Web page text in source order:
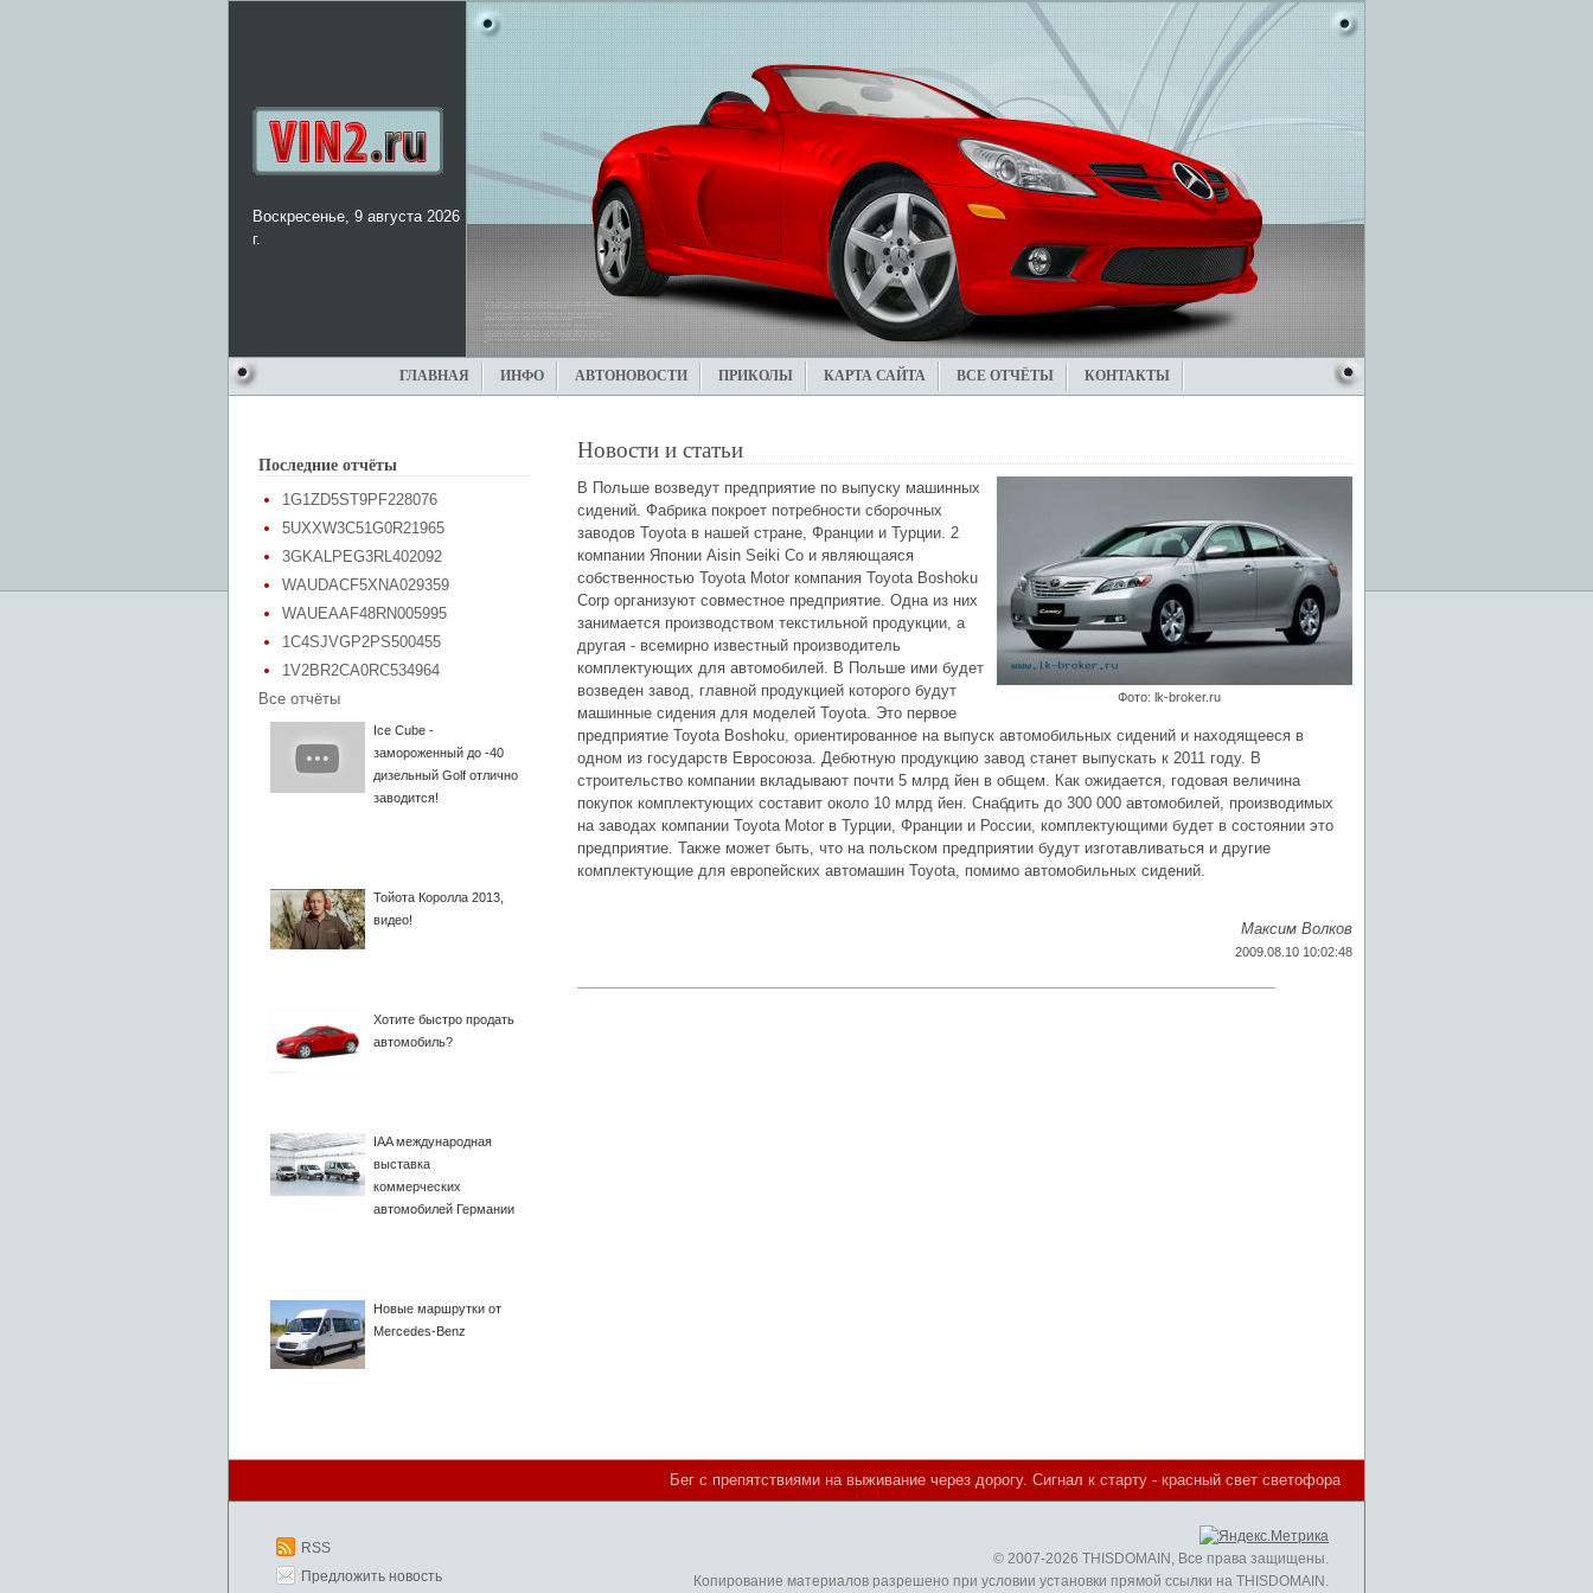
Воскресенье, 9 августа 2026
г.
ГЛАВНАЯ ИНФО АВТОНОВОСТИ ПРИКОЛЫ КАРТА САЙТА ВСЕ ОТЧЁТЫ КОНТАКТЫ
Последние отчёты
1G1ZD5ST9PF228076
5UXXW3C51G0R21965
3GKALPEG3RL402092
WAUDACF5XNA029359
WAUEAAF48RN005995
1C4SJVGP2PS500455
1V2BR2CA0RC534964
Все отчёты
Ice Cube -
замороженный до -40
дизельный Golf отлично
заводится!
Тойота Королла 2013,
видео!
Хотите быстро продать
автомобиль?
IAA международная
выставка
коммерческих
автомобилей Германии
Новые маршрутки от
Mercedes-Benz
Новости и статьи
Фото: lk-broker.ru
В Польше возведут предприятие по выпуску машинных
сидений. Фабрика покроет потребности сборочных
заводов Toyota в нашей стране, Франции и Турции. 2
компании Японии Aisin Seiki Co и являющаяся
собственностью Toyota Motor компания Toyota Boshoku
Corp организуют совместное предприятие. Одна из них
занимается производством текстильной продукции, а
другая - всемирно известный производитель
комплектующих для автомобилей. В Польше ими будет
возведен завод, главной продукцией которого будут
машинные сидения для моделей Toyota. Это первое
предприятие Toyota Boshoku, ориентированное на выпуск автомобильных сидений и находящееся в
одном из государств Евросоюза. Дебютную продукцию завод станет выпускать к 2011 году. В
строительство компании вкладывают почти 5 млрд йен в общем. Как ожидается, годовая величина
покупок комплектующих составит около 10 млрд йен. Снабдить до 300 000 автомобилей, производимых
на заводах компании Toyota Motor в Турции, Франции и России, комплектующими будет в состоянии это
предприятие. Также может быть, что на польском предприятии будут изготавливаться и другие
комплектующие для европейских автомашин Toyota, помимо автомобильных сидений.
Максим Волков
2009.08.10 10:02:48
Бег с препятствиями на выживание через дорогу. Сигнал к старту - красный свет светофора
RSS
Предложить новость
© 2007-2026 THISDOMAIN, Все права защищены.
Копирование материалов разрешено при условии установки прямой ссылки на THISDOMAIN.